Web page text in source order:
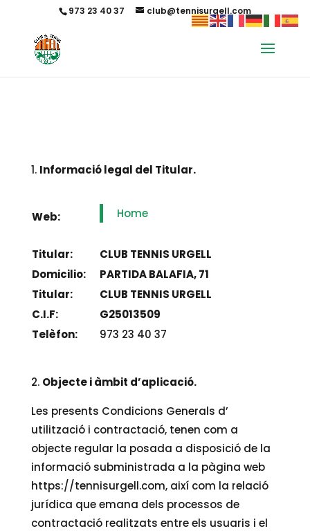
973 23 40 37 club@tennisurgell.com
Informació legal del Titular.
Web: Home
Titular:
CLUB TENNIS URGELL
Domicilio:
PARTIDA BALAFIA, 71
Titular:
CLUB TENNIS URGELL
C.I.F:
G25013509
Telèfon:
973 23 40 37
Objecte i àmbit d’aplicació.
Les presents Condicions Generals d’
utilització i contractació, tenen com a
objecte regular la posada a disposició de la
informació subministrada a la pàgina web
https://tennisurgell.com, així com la relació
jurídica que emana dels processos de
contractació realitzats entre els usuaris i el